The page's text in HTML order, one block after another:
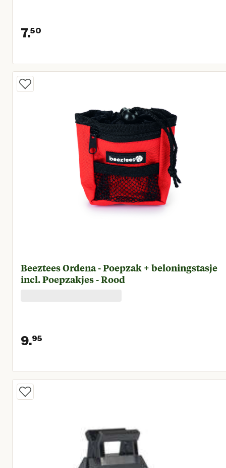
7.50
Huidige prijs € 7,50
Beeztees Ordena - Poepzak + beloningstasje
incl. Poepzakjes - Rood
9.95
Huidige prijs € 9,95